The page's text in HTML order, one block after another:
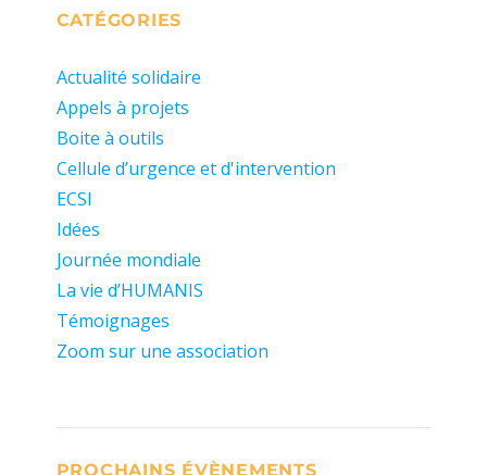
CATÉGORIES
Actualité solidaire
Appels à projets
Boite à outils
Cellule d’urgence et d'intervention
ECSI
Idées
Journée mondiale
La vie d’HUMANIS
Témoignages
Zoom sur une association
PROCHAINS ÉVÈNEMENTS